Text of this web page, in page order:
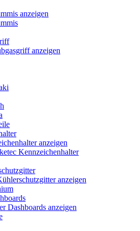
anzeigen
anzeigen
anzeigen
Kennzeichenhalter
anzeigen
Dashboards anzeigen